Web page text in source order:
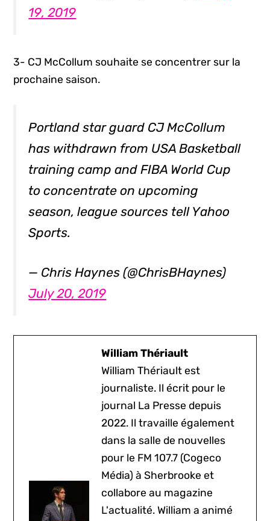
19, 2019
3- CJ McCollum souhaite se concentrer sur la
prochaine saison.
Portland star guard CJ McCollum
has withdrawn from USA Basketball
training camp and FIBA World Cup
to concentrate on upcoming
season, league sources tell Yahoo
Sports.
— Chris Haynes (@ChrisBHaynes)
July 20, 2019
William Thériault
William Thériault est
journaliste. Il écrit pour le
journal La Presse depuis
2022. Il travaille également
dans la salle de nouvelles
pour le FM 107.7 (Cogeco
Média) à Sherbrooke et
collabore au magazine
L'actualité. William a animé